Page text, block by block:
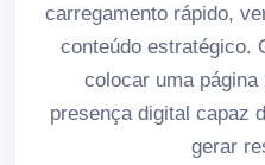
carregamento rápido,
conteúdo estratégico.
colocar uma
presença digital capaz
gerar